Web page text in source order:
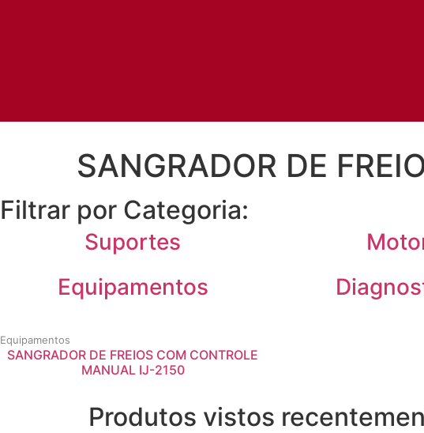
SANGRADOR DE
Filtrar por Categoria:
Suportes
Equipamentos
Equipamentos
SANGRADOR DE FREIOS COM CONTROLE
MANUAL IJ-2150
Produtos vistos